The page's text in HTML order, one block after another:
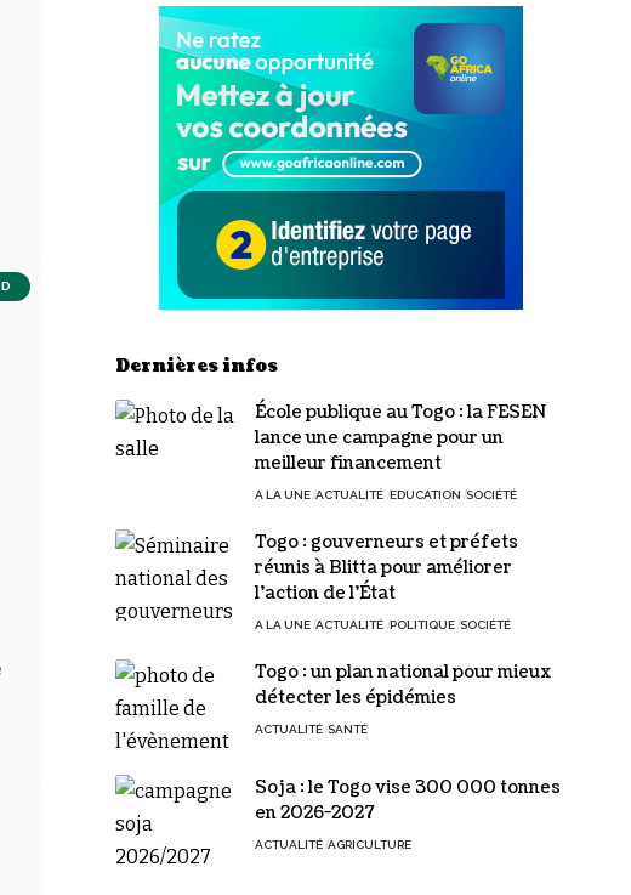
Dernières infos
École publique au Togo : la FESEN
lance une campagne pour un
meilleur financement
A LA UNE ACTUALITÉ EDUCATION SOCIÉTÉ
Togo : gouverneurs et préfets
réunis à Blitta pour améliorer
l’action de l’État
A LA UNE ACTUALITÉ POLITIQUE SOCIÉTÉ
Togo : un plan national pour mieux
détecter les épidémies
ACTUALITÉ SANTÉ
Soja : le Togo vise 300 000 tonnes
en 2026-2027
ACTUALITÉ AGRICULTURE